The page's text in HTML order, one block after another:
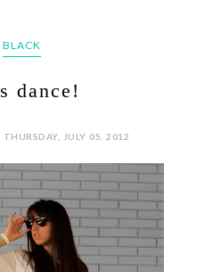
BLACK
dance!
JULY 05, 2012